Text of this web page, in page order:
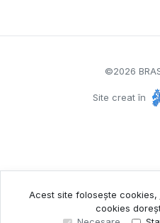
©2026
Site creat în
Acest site folosește cookies,
cookies